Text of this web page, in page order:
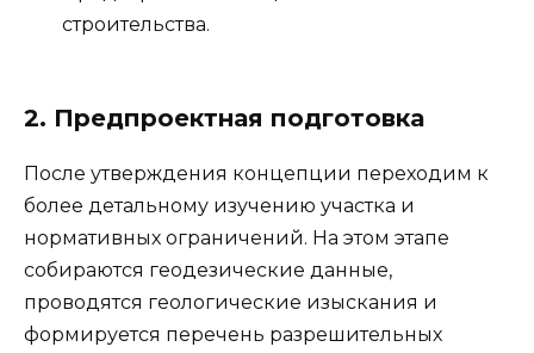
строительства.
2. Предпроектная подготовка
После утверждения концепции переходим к
более детальному изучению участка и
нормативных ограничений. На этом этапе
собираются геодезические данные,
проводятся геологические изыскания и
формируется перечень разрешительных